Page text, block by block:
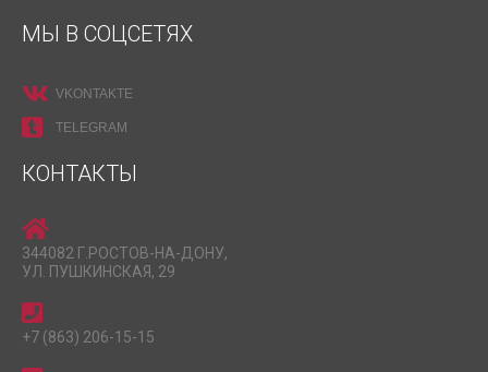
МЫ В СОЦСЕТЯХ
VKONTAKTE
TELEGRAM
КОНТАКТЫ
344082 Г.РОСТОВ-НА-ДОНУ,
УЛ. ПУШКИНСКАЯ, 29
+7 (863) 206-15-15